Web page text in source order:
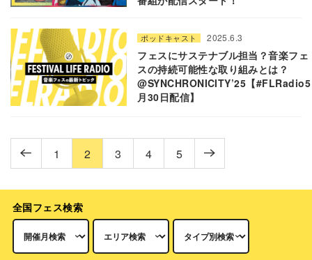
ポッドキャスト 2025.6.3
フェスにサステナブル担当？音楽フェ
スの持続可能性な取り組みとは？
@SYNCHRONICITY’25【#FLRadio5
月30日配信】
1 2 3 4 5
全国フェス検索